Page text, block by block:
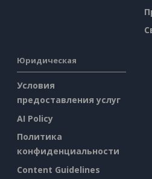
Юридическая
Условия
предоставления услуг
AI Policy
Политика
конфиденциальности
Content Guidelines